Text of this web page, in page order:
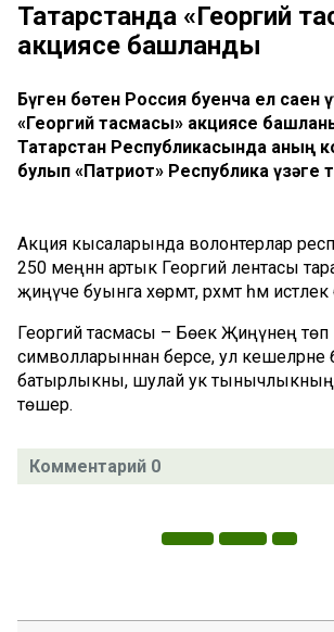
Татарстанда «Георгий
акциясе башланды
Бүген бөтен Россия буенча ел саен
«Георгий тасмасы» акциясе
Татарстан Республикасында аның
булып «Патриот» Республика үзәге
Акция кысаларында волонтерлар
250 меңнән артык Георгий лентасы
җиңүче буынга хөрмәт, рәхмәт һәм
Георгий тасмасы – Бөек Җиңүнең төп
символларыннан берсе, ул кешеләрне
батырлыкны, шулай ук тынычлыкның
төшерә.
Комментарий 0